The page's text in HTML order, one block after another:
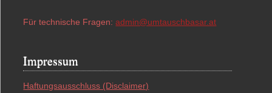
Für technische Fragen:admin@umtauschbasar.at
Impressum
Haftungsausschluss (Disclaimer)